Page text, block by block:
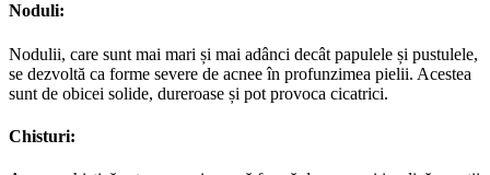
Noduli:
Nodulii, care sunt mai mari și mai adânci decât papulele și pustulele,
se dezvoltă ca forme severe de acnee în profunzimea pielii. Acestea
sunt de obicei solide, dureroase și pot provoca cicatrici.
Chisturi: